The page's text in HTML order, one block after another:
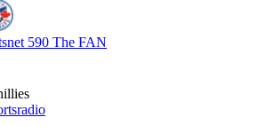
590 The FAN